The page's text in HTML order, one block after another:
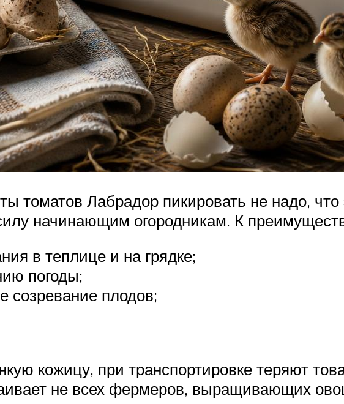
томатов Лабрадор пикировать не надо,
начинающим огородникам. К
в теплице и на грядке;
погоды;
созревание плодов;
кожицу, при транспортировке теряют
не всех фермеров, выращивающих